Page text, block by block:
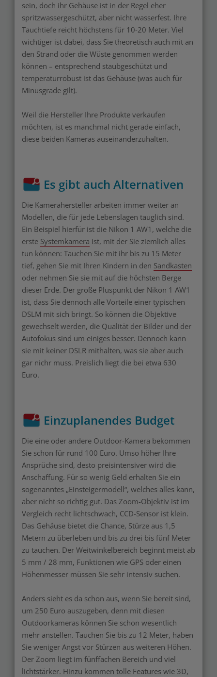
sein, doch ihr Gehäuse ist in der Regel eher
spritzwassergeschützt, aber nicht wasserfest. Ihre
Tauchtiefe reicht höchstens für 10-20 Meter. Viel
wichtiger ist dabei, dass Sie theoretisch auch mit an
den Strand oder die Wüste genommen werden
können – entsprechend staubgeschützt und
temperaturrobust ist das Gehäuse (was auch für
Minusgrade gilt).
Weil die Hersteller Ihre Produkte verkaufen
möchten, ist es manchmal nicht gerade einfach,
diese beiden Kameras auseinanderzuhalten.
Es gibt auch Alternativen
Die Kamerahersteller arbeiten immer weiter an
Modellen, die für jede Lebenslagen tauglich sind.
Ein Beispiel hierfür ist die Nikon 1 AW1, welche die
erste Systemkamera ist, mit der Sie ziemlich alles
tun können: Tauchen Sie mit ihr bis zu 15 Meter
tief, gehen Sie mit Ihren Kindern in den Sandkasten
oder nehmen Sie sie mit auf die höchsten Berge
dieser Erde. Der große Pluspunkt der Nikon 1 AW1
ist, dass Sie dennoch alle Vorteile einer typischen
DSLM mit sich bringt. So können die Objektive
gewechselt werden, die Qualität der Bilder und der
Autofokus sind um einiges besser. Dennoch kann
sie mit keiner DSLR mithalten, was sie aber auch
gar nichr muss. Preislich liegt die bei etwa 630
Euro.
Einzuplanendes Budget
Die eine oder andere Outdoor-Kamera bekommen
Sie schon für rund 100 Euro. Umso höher Ihre
Ansprüche sind, desto preisintensiver wird die
Anschaffung. Für so wenig Geld erhalten Sie ein
sogenanntes „Einsteigermodell“, welches alles kann,
aber nicht so richtig gut. Das Zoom-Objektiv ist im
Vergleich recht lichtschwach, CCD-Sensor ist klein.
Das Gehäuse bietet die Chance, Stürze aus 1,5
Metern zu überleben und bis zu drei bis fünf Meter
zu tauchen. Der Weitwinkelbereich beginnt meist ab
5 mm / 28 mm, Funktionen wie GPS oder einen
Höhenmesser müssen Sie sehr intensiv suchen.
Anders sieht es da schon aus, wenn Sie bereit sind,
um 250 Euro auszugeben, denn mit diesen
Outdoorkameras können Sie schon wesentlich
mehr anstellen. Tauchen Sie bis zu 12 Meter, haben
Sie weniger Angst vor Stürzen aus weiteren Höhen.
Der Zoom liegt im fünffachen Bereich und viel
lichtstärker. Hinzu kommen tolle Features wie 3D,